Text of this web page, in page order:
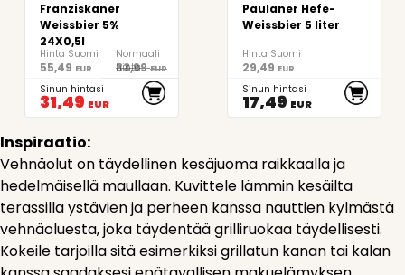
Franziskaner
Weissbier 5%
24X0,5l
Hinta Suomi
55,49 EUR
Normaali
hinta
33,99 EUR
Sinun hintasi
31,49 EUR
Paulaner Hefe-
Weissbier 5 liter
Hinta Suomi
29,49 EUR
Sinun hintasi
17,49 EUR
Inspiraatio:
Vehnäolut on täydellinen kesäjuoma raikkaalla ja
hedelmäisellä maullaan. Kuvittele lämmin kesäilta
terassilla ystävien ja perheen kanssa nauttien kylmästä
vehnäoluesta, joka täydentää grilliruokaa täydellisesti.
Kokeile tarjoilla sitä esimerkiksi grillatun kanan tai kalan